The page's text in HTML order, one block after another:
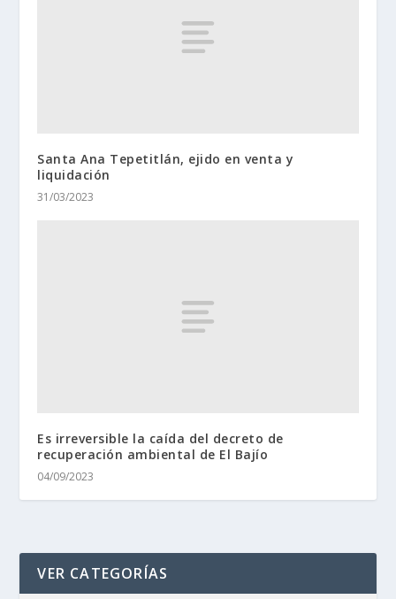
Santa Ana Tepetitlán, ejido en venta y
liquidación
31/03/2023
Es irreversible la caída del decreto de
recuperación ambiental de El Bajío
04/09/2023
VER CATEGORÍAS